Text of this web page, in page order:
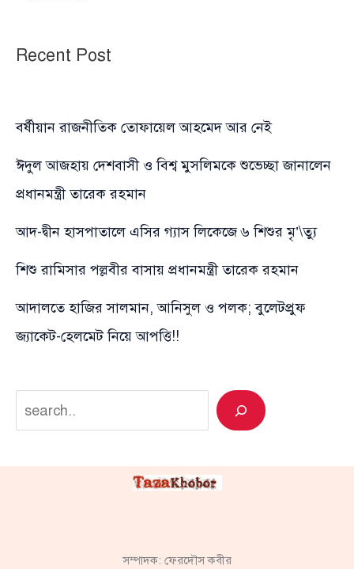
Recent Post
বর্ষীয়ান রাজনীতিক তোফায়েল আহমেদ আর নেই
ঈদুল আজহায় দেশবাসী ও বিশ্ব মুসলিমকে শুভেচ্ছা জানালেন
প্রধানমন্ত্রী তারেক রহমান
আদ-দ্বীন হাসপাতালে এসির গ্যাস লিকেজে ৬ শিশুর মৃ’\ত্যু
শিশু রামিসার পল্লবীর বাসায় প্রধানমন্ত্রী তারেক রহমান
আদালতে হাজির সালমান, আনিসুল ও পলক; বুলেটপ্রুফ
জ্যাকেট-হেলমেট নিয়ে আপত্তি!!
Search
সম্পাদক: ফেরদৌস কবীর